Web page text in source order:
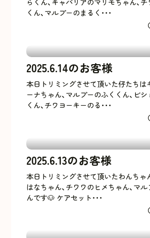
くん、マルプーのまるく･･･
2025.6.14のお客様
本日トリミングさせて頂いた仔たちは
ーナちゃん、マルプーのふくくん、ビ
くん、チワヨーキーのる･･･
2025.6.13のお客様
本日トリミングさせて頂いたわんちゃ
はなちゃん、チワワのヒメちゃん、マ
んです🐶 ケアセット･･･